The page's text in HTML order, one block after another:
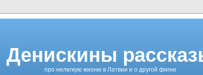
Денискины
про нелегкую жизню в Латвии и о другой фигне